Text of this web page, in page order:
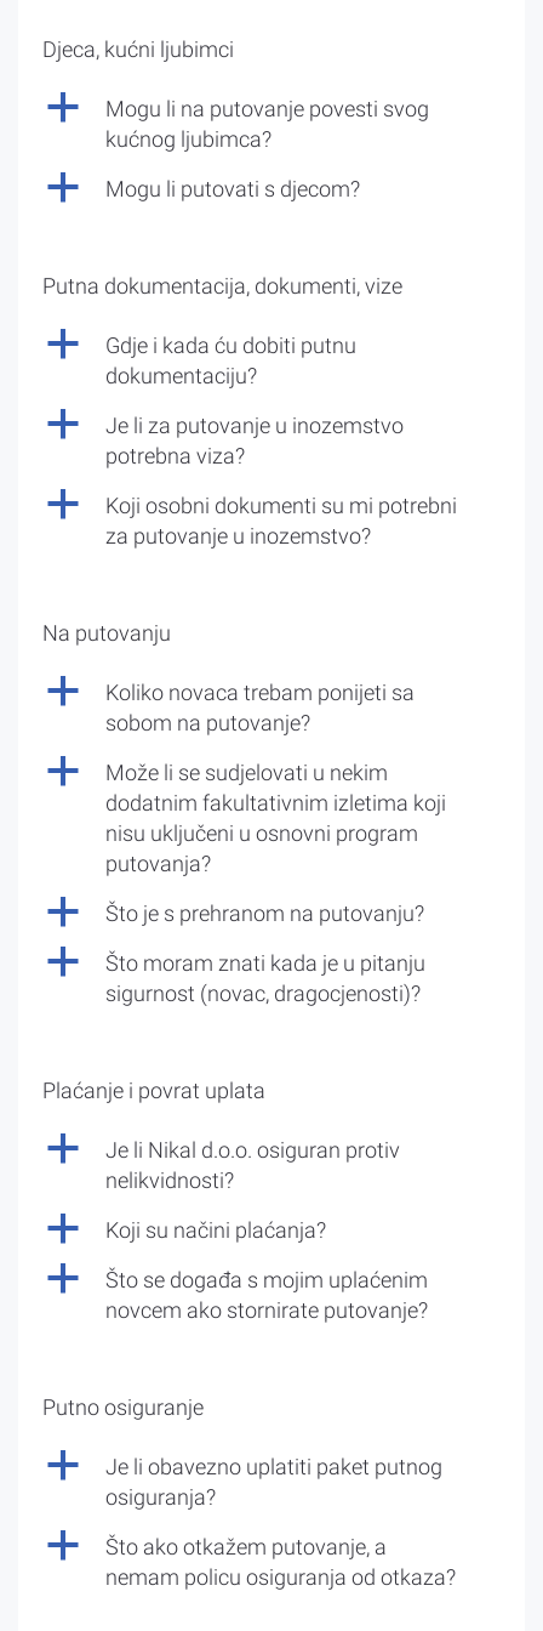
Djeca, kućni ljubimci
a
Mogu li na putovanje povesti svog
kućnog ljubimca?
a Mogu li putovati s djecom?
Putna dokumentacija, dokumenti, vize
a
Gdje i kada ću dobiti putnu
dokumentaciju?
a
Je li za putovanje u inozemstvo
potrebna viza?
a
Koji osobni dokumenti su mi potrebni
za putovanje u inozemstvo?
Na putovanju
a
Koliko novaca trebam ponijeti sa
sobom na putovanje?
a
Može li se sudjelovati u nekim
dodatnim fakultativnim izletima koji
nisu uključeni u osnovni program
putovanja?
a Što je s prehranom na putovanju?
a
Što moram znati kada je u pitanju
sigurnost (novac, dragocjenosti)?
Plaćanje i povrat uplata
a
Je li Nikal d.o.o. osiguran protiv
nelikvidnosti?
a Koji su načini plaćanja?
a
Što se događa s mojim uplaćenim
novcem ako stornirate putovanje?
Putno osiguranje
a
Je li obavezno uplatiti paket putnog
osiguranja?
a
Što ako otkažem putovanje, a
nemam policu osiguranja od otkaza?